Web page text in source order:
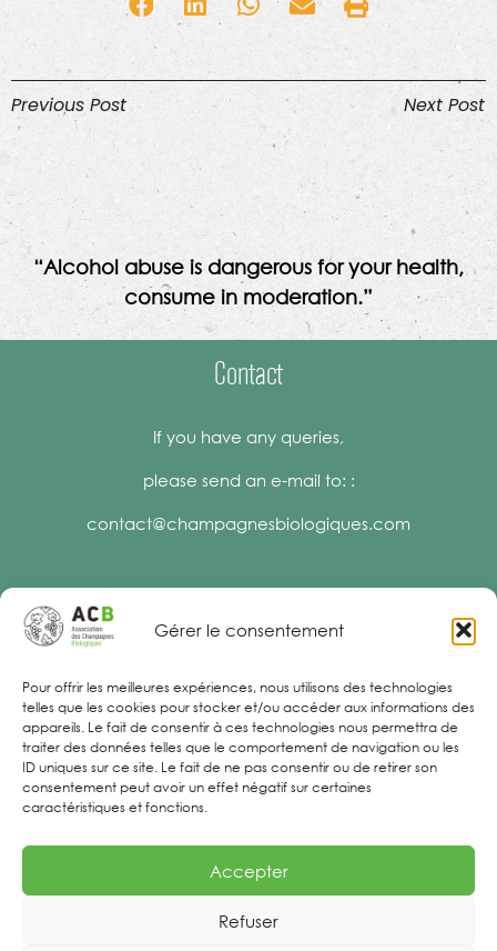
Gérer le consentement
Pour offrir les meilleures expériences, nous utilisons des technologies
telles que les cookies pour stocker et/ou accéder aux informations des
appareils. Le fait de consentir à ces technologies nous permettra de
traiter des données telles que le comportement de navigation ou les
ID uniques sur ce site. Le fait de ne pas consentir ou de retirer son
consentement peut avoir un effet négatif sur certaines
caractéristiques et fonctions.
Accepter
Refuser
Previous Post Next Post
“Alcohol abuse is dangerous for your health,
consume in moderation.”
Contact
If you have any queries,
please send an e-mail to: :
contact@champagnesbiologiques.com